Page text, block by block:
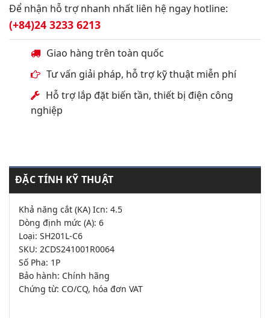
Để nhận hỗ trợ nhanh nhất liên hệ ngay hotline:
(+84)24 3233 6213
Giao hàng trên toàn quốc
Tư vấn giải pháp, hỗ trợ kỹ thuật miễn phí
Hỗ trợ lắp đặt biến tần, thiết bị điện công
nghiệp
ĐẶC TÍNH KỸ THUẬT
Khả năng cắt (KA) Icn: 4.5
Dòng định mức (A): 6
Loại: SH201L-C6
SKU: 2CDS241001R0064
Số Pha: 1P
Bảo hành: Chính hãng
Chứng từ: CO/CQ, hóa đơn VAT